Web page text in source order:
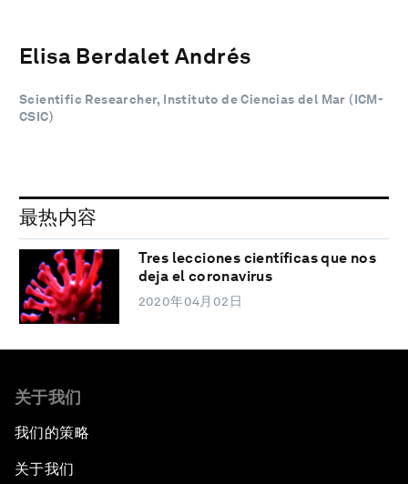
Elisa Berdalet Andrés
Scientific Researcher, Instituto de Ciencias del Mar (ICM-
CSIC)
最热内容
Tres lecciones científicas que nos
deja el coronavirus
2020年04月02日
关于我们
我们的策略
关于我们